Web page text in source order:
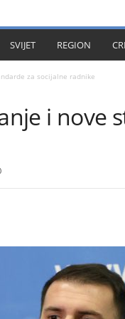
SVIJET REGION
za socijalne radnike
i nove